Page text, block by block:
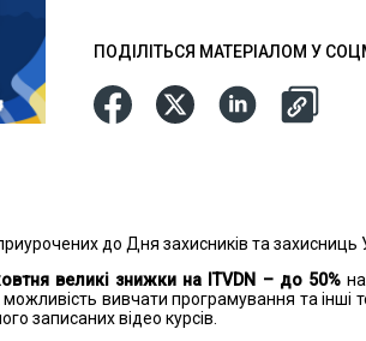
ПОДІЛІТЬСЯ МАТЕРІАЛОМ У
до Дня захисників та захисниць
великі знижки на ITVDN – до 50%
вивчати програмування та інші
записаних відео курсів.